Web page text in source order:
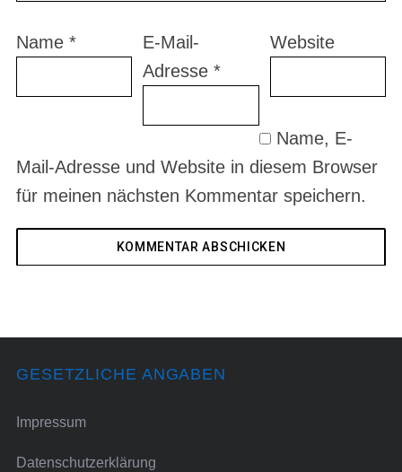
Name *
E-Mail-
Adresse*
Website
Name, E-
Mail-Adresse und Website in diesem Browser
für meinen nächsten Kommentar speichern.
GESETZLICHE ANGABEN
Impressum
Datenschutzerklärung